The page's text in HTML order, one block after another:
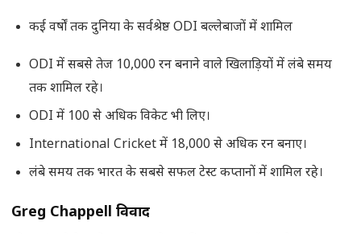
कई वर्षों तक दुनिया के सर्वश्रेष्ठ ODI बल्लेबाजों में शामिल
ODI में सबसे तेज 10,000 रन बनाने वाले खिलाड़ियों में लंबे समय
तक शामिल रहे।
ODI में 100 से अधिक विकेट भी लिए।
International Cricket में 18,000 से अधिक रन बनाए।
लंबे समय तक भारत के सबसे सफल टेस्ट कप्तानों में शामिल रहे।
Greg Chappell विवाद